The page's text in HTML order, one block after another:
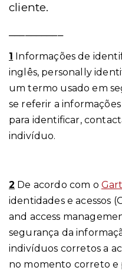
cliente.
1
Informações de
inglês, personally
um termo usado em
se referir a
para identificar,
indivíduo.
2 De acordo com o
identidades e acessos
and access
segurança da
indivíduos corretos a
no momento correto e